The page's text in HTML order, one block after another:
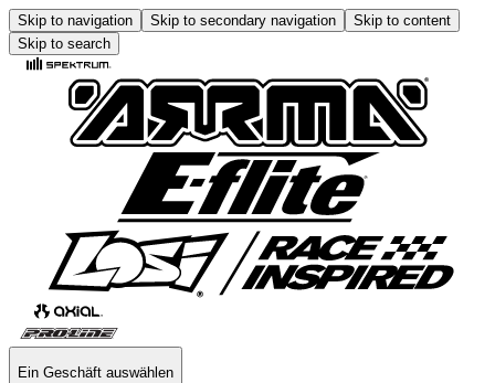
Skip to navigation Skip to secondary navigation
Skip to content
Skip to search
Ein Geschäft auswählen